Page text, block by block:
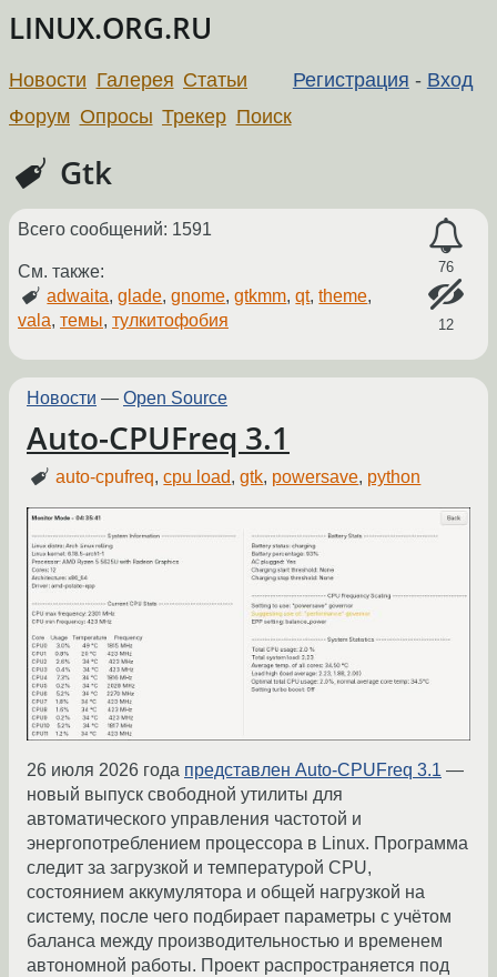
LINUX.ORG.RU
Регистрация - Вход
Новости Галерея Статьи
Форум Опросы Трекер Поиск
Gtk
76
12
Всего сообщений: 1591
См. также:
adwaita,glade,gnome,gtkmm,qt,theme,
vala, темы, тулкитофобия
Новости — Open Source
Auto-CPUFreq 3.1
auto-cpufreq,cpu load,gtk, powersave, python
26 июля 2026 года представлен Auto-CPUFreq 3.1 —
новый выпуск свободной утилиты для
автоматического управления частотой и
энергопотреблением процессора в Linux. Программа
следит за загрузкой и температурой CPU,
состоянием аккумулятора и общей нагрузкой на
систему, после чего подбирает параметры с учётом
баланса между производительностью и временем
автономной работы. Проект распространяется под